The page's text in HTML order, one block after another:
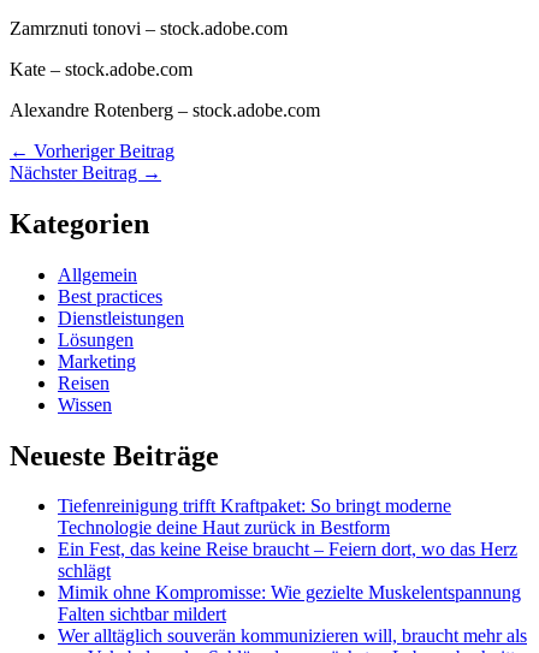
Zamrznuti tonovi – stock.adobe.com
Kate – stock.adobe.com
Alexandre Rotenberg – stock.adobe.com
← Vorheriger Beitrag
Nächster Beitrag →
Kategorien
Allgemein
Best practices
Dienstleistungen
Lösungen
Marketing
Reisen
Wissen
Neueste Beiträge
Tiefenreinigung trifft Kraftpaket: So bringt moderne
Technologie deine Haut zurück in Bestform
Ein Fest, das keine Reise braucht – Feiern dort, wo das Herz
schlägt
Mimik ohne Kompromisse: Wie gezielte Muskelentspannung
Falten sichtbar mildert
Wer alltäglich souverän kommunizieren will, braucht mehr als